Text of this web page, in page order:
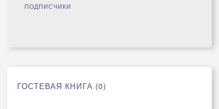
ПОДПИСЧИКИ
ГОСТЕВАЯ КНИГА (0)